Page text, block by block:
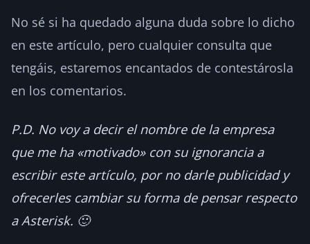
No sé si ha quedado alguna duda sobre lo dicho
en este artículo, pero cualquier consulta que
tengáis, estaremos encantados de contestárosla
en los comentarios.
P.D. No voy a decir el nombre de la empresa
que me ha «motivado» con su ignorancia a
escribir este artículo, por no darle publicidad y
ofrecerles cambiar su forma de pensar respecto
a Asterisk. 🙂